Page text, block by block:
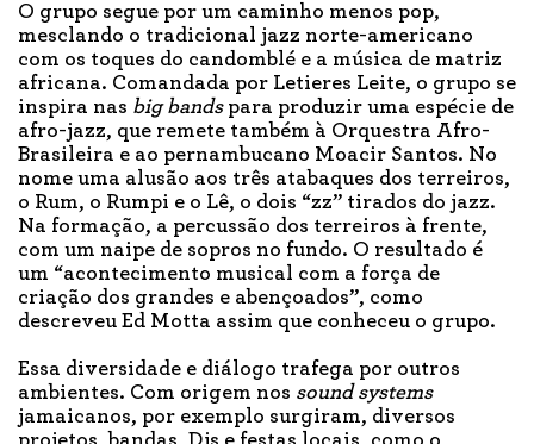
O grupo segue por um caminho menos pop,
mesclando o tradicional jazz norte-americano
com os toques do candomblé e a música de matriz
africana. Comandada por Letieres Leite, o grupo se
inspira nas big bandspara produzir uma espécie de
afro-jazz, que remete também à Orquestra Afro-
Brasileira e ao pernambucano Moacir Santos. No
nome uma alusão aos três atabaques dos terreiros,
o Rum, o Rumpi e o Lê, o dois “zz” tirados do jazz.
Na formação, a percussão dos terreiros à frente,
com um naipe de sopros no fundo. O resultado é
um “acontecimento musical com a força de
criação dos grandes e abençoados”, como
descreveu Ed Motta assim que conheceu o grupo.
Essa diversidade e diálogo trafega por outros
ambientes. Com origem nos sound systems
jamaicanos, por exemplo surgiram, diversos